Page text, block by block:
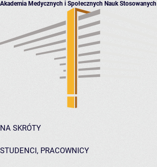
Akademia Medycznych i Społecznych Nauk Stosowanych
NA SKRÓTY
STUDENCI, PRACOWNICY